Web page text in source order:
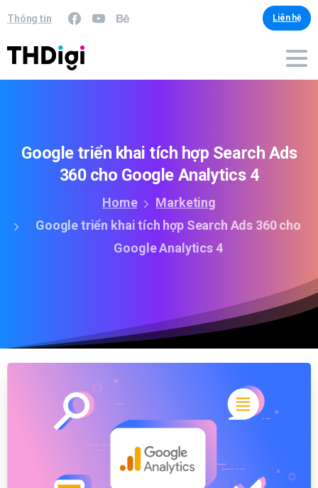
Thông tin Liên hệ
Google triển khai tích hợp Search Ads
360 cho Google Analytics 4
Home
Marketing
Google triển khai tích hợp Search Ads 360 cho
Google Analytics 4